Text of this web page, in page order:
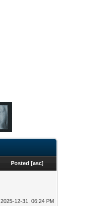
Posted [asc]
2025-12-31, 06:24 PM